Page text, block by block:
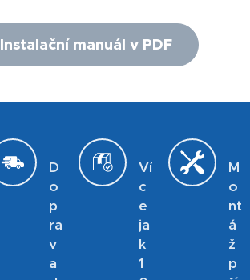
Instalační manuál v PDF
D
o
p
ra
v
a
Ví
c
e
ja
k
1
M
o
nt
á
ž
p